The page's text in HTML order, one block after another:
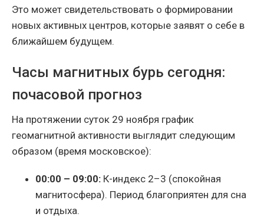
Это может свидетельствовать о формировании
новых активных центров, которые заявят о себе в
ближайшем будущем.
Часы магнитных бурь сегодня:
почасовой прогноз
На протяжении суток 29 ноября график
геомагнитной активности выглядит следующим
образом (время московское):
00:00 – 09:00: К-индекс 2–3 (спокойная
магнитосфера). Период благоприятен для сна
и отдыха.